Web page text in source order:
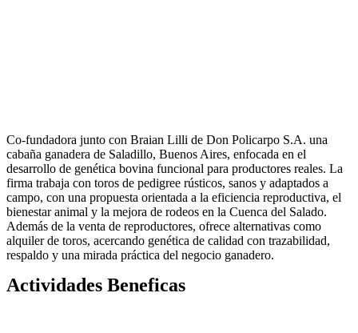
Co-fundadora junto con Braian Lilli de Don Policarpo S.A. una
cabaña ganadera de Saladillo, Buenos Aires, enfocada en el
desarrollo de genética bovina funcional para productores reales. La
firma trabaja con toros de pedigree rústicos, sanos y adaptados a
campo, con una propuesta orientada a la eficiencia reproductiva, el
bienestar animal y la mejora de rodeos en la Cuenca del Salado.
Además de la venta de reproductores, ofrece alternativas como
alquiler de toros, acercando genética de calidad con trazabilidad,
respaldo y una mirada práctica del negocio ganadero.
Actividades Beneficas